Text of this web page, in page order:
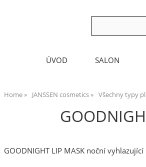
ÚVOD SALON
Home JANSSEN cosmetics Všechny typy
GOODNIGHT LIP MASK noční